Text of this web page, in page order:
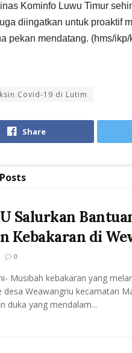
Kominfo Luwu Timur
diingatkan untuk proaktif
pekan mendatang. (hms/
Covid-19 di Lutim
Share
Posts
Salurkan
Kebakaran di
0
Musibah kebakaran yang
desa Weawangriu kecamatan
duka yang mendalam...